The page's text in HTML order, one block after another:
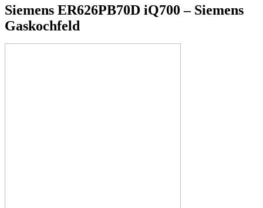
Siemens ER626PB70D iQ700 – Siemens
Gaskochfeld